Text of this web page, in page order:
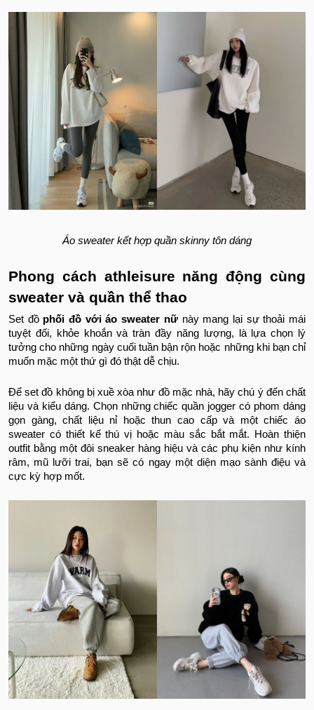
Áo sweater kết hợp quần skinny tôn dáng
Phong cách athleisure năng động cùng
sweater và quần thể thao
Set đồ phối đồ với áo sweater nữ này mang lại sự thoải mái
tuyệt đối, khỏe khoắn và tràn đầy năng lượng, là lựa chọn lý
tưởng cho những ngày cuối tuần bận rộn hoặc những khi bạn chỉ
muốn mặc một thứ gì đó thật dễ chịu.
Để set đồ không bị xuề xòa như đồ mặc nhà, hãy chú ý đến chất
liệu và kiểu dáng. Chọn những chiếc quần jogger có phom dáng
gọn gàng, chất liệu nỉ hoặc thun cao cấp và một chiếc áo
sweater có thiết kế thú vị hoặc màu sắc bắt mắt. Hoàn thiện
outfit bằng một đôi sneaker hàng hiệu và các phụ kiện như kính
râm, mũ lưỡi trai, bạn sẽ có ngay một diện mạo sành điệu và
cực kỳ hợp mốt.